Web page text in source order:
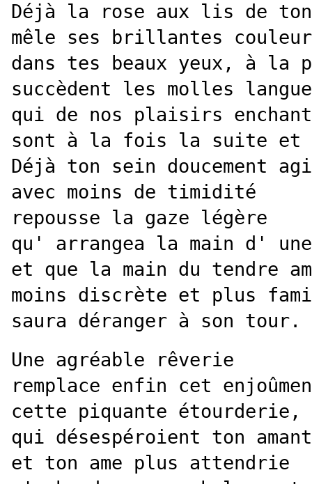
Déjà la rose aux lis de
mêle ses brillantes
dans tes beaux yeux, à la
succèdent les molles
qui de nos plaisirs
sont à la fois la suite et
Déjà ton sein doucement
avec moins de timidité
repousse la gaze légère
qu' arrangea la main d'
et que la main du tendre
moins discrète et plus
saura déranger à son tour.
Une agréable rêverie
remplace enfin cet
cette piquante étourderie,
qui désespéroient ton
et ton ame plus attendrie